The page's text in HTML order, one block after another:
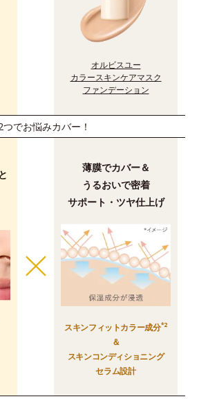
オルビスユー
カラースキンケアマスク
ファンデーション
つでお悩みカバー！
薄膜でカバー＆
うるおいで密着
サポート・ツヤ仕上げ
スキンフィットカラー成分*2
＆
スキンコンディショニング
セラム設計